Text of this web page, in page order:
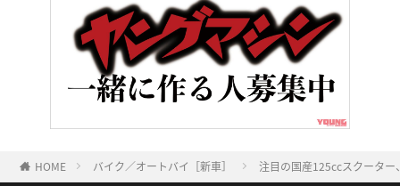
HOME バイク／オートバイ［新車］ 注目の国産125ccスクータ